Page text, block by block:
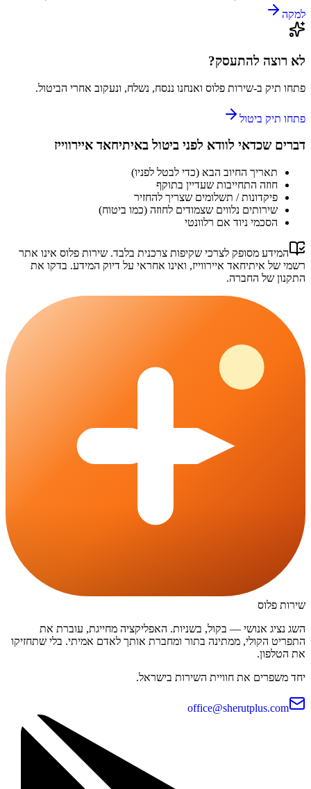
למקה
לא רוצה להתעסק?
פתחו תיק ב-שירות פלוס ואנחנו ננסח, נשלח, ונעקוב אחרי הביטול.
פתחו תיק ביטול
דברים שכדאי לוודא לפני ביטול באיתיחאד איירווייז
תאריך החיוב הבא (כדי לבטל לפניו)
חוזה התחייבות שעדיין בתוקף
פיקדונות / תשלומים שצריך להחזיר
שירותים נלווים שצמודים לחוזה (כמו ביטוח)
הסכמי ניוד אם רלוונטי
המידע מסופק לצרכי שקיפות צרכנית בלבד. שירות פלוס אינו אתר
רשמי של איתיחאד איירווייז, ואינו אחראי על דיוק המידע. בדקו את
התקנון של החברה.
שירות פלוס
השג נציג אנושי — בקול, בשניות. האפליקציה מחייגת, עוברת את
התפריט הקולי, ממתינה בתור ומחברת אותך לאדם אמיתי. בלי שתחזיקו
את הטלפון.
יחד משפרים את חוויית השירות בישראל.
office@sherutplus.com